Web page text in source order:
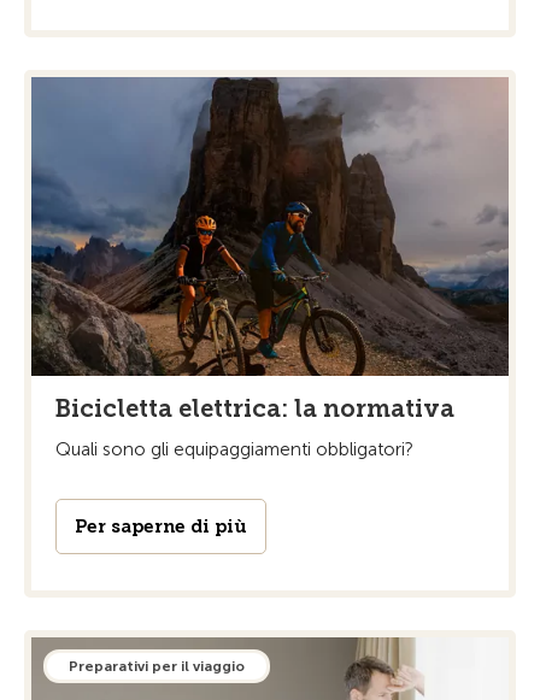
Bicicletta elettrica: la normativa
Quali sono gli equipaggiamenti obbligatori?
Per saperne di più
Preparativi per il viaggio